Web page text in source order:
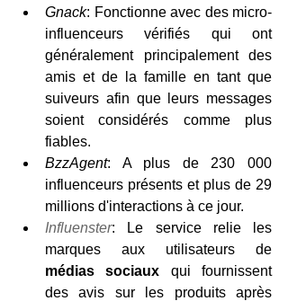
Gnack: Fonctionne avec des micro-
influenceurs vérifiés qui ont
généralement principalement des
amis et de la famille en tant que
suiveurs afin que leurs messages
soient considérés comme plus
fiables.
BzzAgent: A plus de 230 000
influenceurs présents et plus de 29
millions d'interactions à ce jour.
Influenster: Le service relie les
médias sociaux qui fournissent
des avis sur les produits après